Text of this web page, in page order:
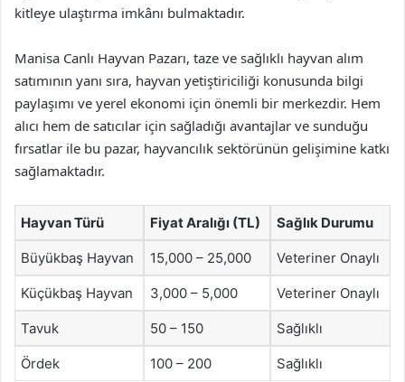
kitleye ulaştırma imkânı bulmaktadır.
Manisa Canlı Hayvan Pazarı, taze ve sağlıklı hayvan alım
satımının yanı sıra, hayvan yetiştiriciliği konusunda bilgi
paylaşımı ve yerel ekonomi için önemli bir merkezdir. Hem
alıcı hem de satıcılar için sağladığı avantajlar ve sunduğu
fırsatlar ile bu pazar, hayvancılık sektörünün gelişimine katkı
sağlamaktadır.
Hayvan Türü Fiyat Aralığı (TL) Sağlık Durumu
Büyükbaş Hayvan 15,000 – 25,000 Veteriner Onaylı
Küçükbaş Hayvan 3,000 – 5,000 Veteriner Onaylı
Tavuk 50 – 150 Sağlıklı
Ördek 100 – 200 Sağlıklı